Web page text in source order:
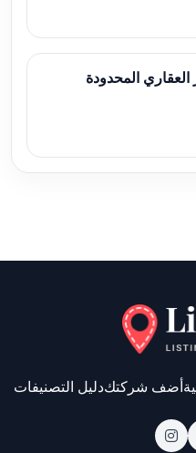
المحدودة
أضف شركتكدليل التصنيفات